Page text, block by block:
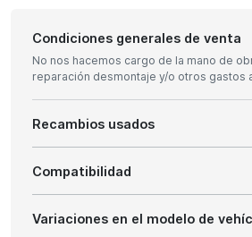
Condiciones generales de venta
No nos hacemos cargo de la mano de
reparación desmontaje y/o otros gastos
Recambios usados
Compatibilidad
Variaciones en el modelo de